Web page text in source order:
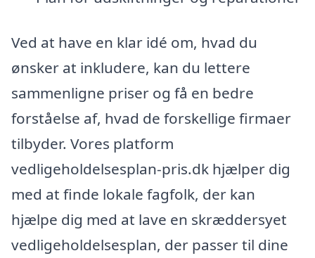
Ved at have en klar idé om, hvad du
ønsker at inkludere, kan du lettere
sammenligne priser og få en bedre
forståelse af, hvad de forskellige firmaer
tilbyder. Vores platform
vedligeholdelsesplan-pris.dk hjælper dig
med at finde lokale fagfolk, der kan
hjælpe dig med at lave en skræddersyet
vedligeholdelsesplan, der passer til dine